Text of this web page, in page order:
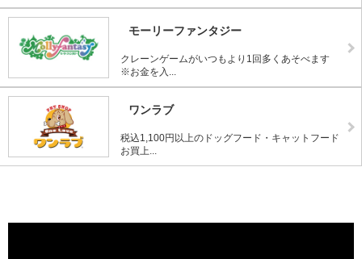
モーリーファンタジー
クレーンゲームがいつもより1回多くあそべます
※お金を入...
ワンラブ
税込1,100円以上のドッグフード・キャットフード
お買上...